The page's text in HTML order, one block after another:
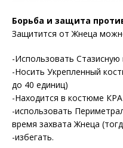
Борьба и защита
Защитится от Жнеца
-Использовать Стазисную
-Носить Укрепленный
до 40 единиц)
-Находится в костюме
-использовать
время захвата Жнеца
-избегать.